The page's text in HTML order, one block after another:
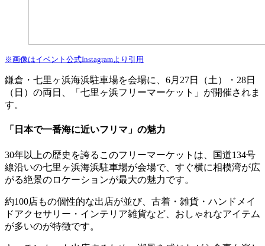
※画像はイベント公式Instagramより引用
鎌倉・七里ヶ浜海浜駐車場を会場に、6月27日（土）・28日
（日）の両日、「七里ヶ浜フリーマーケット」が開催されま
す。
「日本で一番海に近いフリマ」の魅力
30年以上の歴史を誇るこのフリーマーケットは、国道134号
線沿いの七里ヶ浜海浜駐車場が会場で、すぐ横に相模湾が広
がる絶景のロケーションが最大の魅力です。
約100店もの個性的な出店が並び、古着・雑貨・ハンドメイ
ドアクセサリー・インテリア雑貨など、おしゃれなアイテム
が多いのが特徴です。